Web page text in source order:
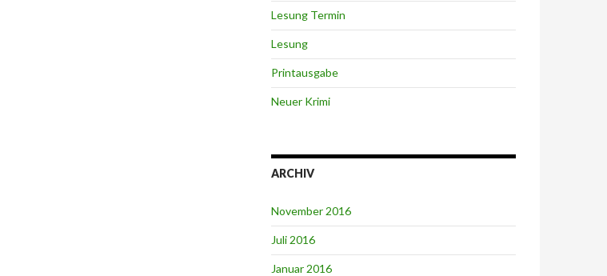
Lesung Termin
Lesung
Printausgabe
Neuer Krimi
ARCHIV
November 2016
Juli 2016
Januar 2016